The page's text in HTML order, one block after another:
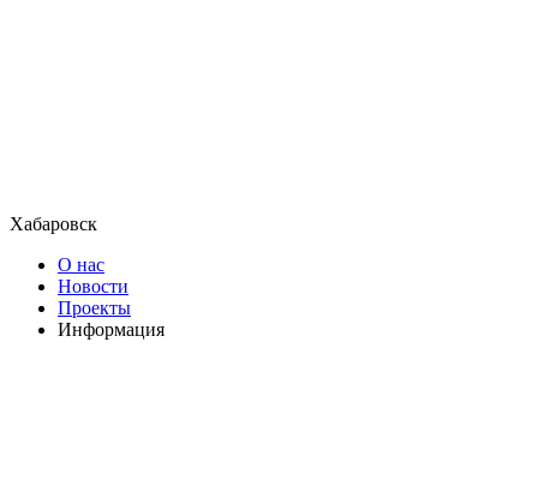
Хабаровск
О нас
Новости
Проекты
Информация